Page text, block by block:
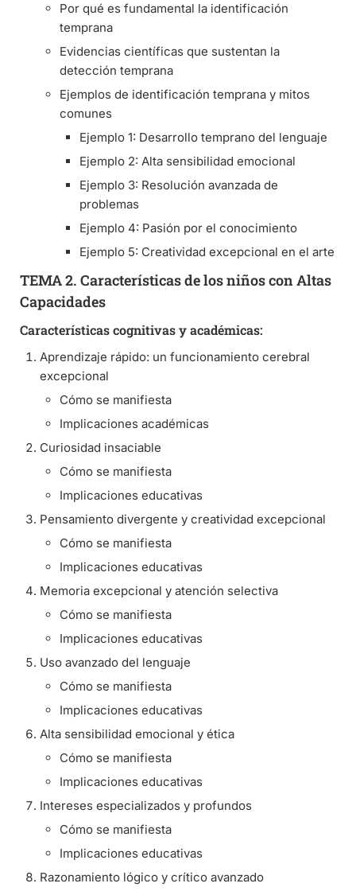
Por qué es fundamental la identificación
temprana
Evidencias científicas que sustentan la
detección temprana
Ejemplos de identificación temprana y mitos
comunes
Ejemplo 1: Desarrollo temprano del lenguaje
Ejemplo 2: Alta sensibilidad emocional
Ejemplo 3: Resolución avanzada de
problemas
Ejemplo 4: Pasión por el conocimiento
Ejemplo 5: Creatividad excepcional en el arte
TEMA 2. Características de los niños con Altas
Capacidades
Características cognitivas y académicas:
Aprendizaje rápido: un funcionamiento cerebral
excepcional
Cómo se manifiesta
Implicaciones académicas
Curiosidad insaciable
Cómo se manifiesta
Implicaciones educativas
Pensamiento divergente y creatividad excepcional
Cómo se manifiesta
Implicaciones educativas
Memoria excepcional y atención selectiva
Cómo se manifiesta
Implicaciones educativas
Uso avanzado del lenguaje
Cómo se manifiesta
Implicaciones educativas
Alta sensibilidad emocional y ética
Cómo se manifiesta
Implicaciones educativas
Intereses especializados y profundos
Cómo se manifiesta
Implicaciones educativas
Razonamiento lógico y crítico avanzado